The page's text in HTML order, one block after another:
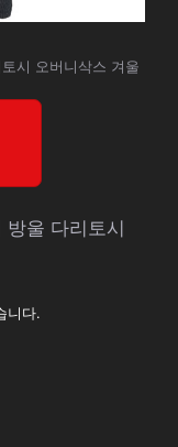
시 오버니삭스 겨울
울 다리토시
니다.